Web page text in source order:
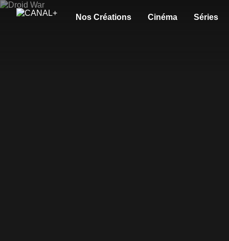
Nos Créations Cinéma Séries